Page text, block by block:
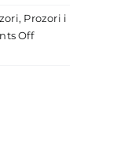
, Prozori i
Offon